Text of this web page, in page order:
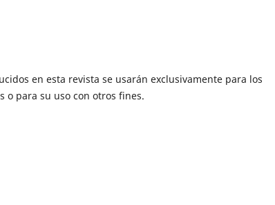
en esta revista se usarán exclusivamente para los
o para su uso con otros fines.